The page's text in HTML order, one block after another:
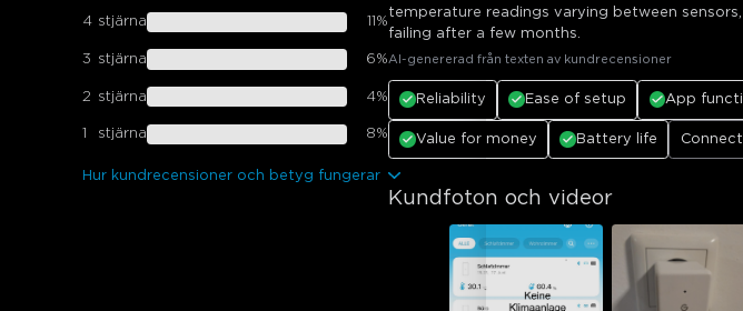
4 stjärna 11 %
3 stjärna 6%
2 stjärna 4%
1 stjärna 8%
Hur kundrecensioner och betyg fungerar
temperature readings varying between
failing after a few months.
AI-genererad från texten av kundrecensioner
Reliability Ease of setup App
Value for money Battery life
Kundfoton och videor